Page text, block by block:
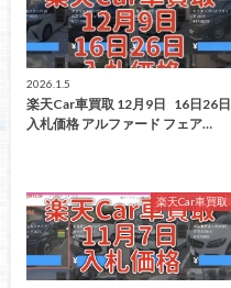
2026.1.5
楽天Car車買取 12月9日 16日26日
入札価格 アルファード フェア…
楽天Car車買取